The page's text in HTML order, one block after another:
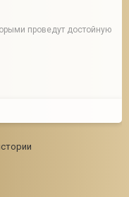
проведут достойную